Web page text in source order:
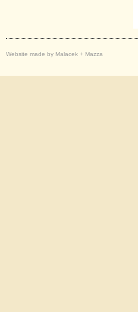
Website made by Malacek + Mazza